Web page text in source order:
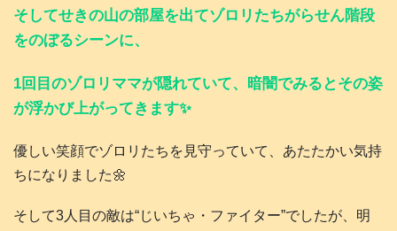
そしてせきの山の部屋を出てゾロリたちがらせん階段
をのぼるシーンに、
1回目のゾロリママが隠れていて、暗闇でみるとその姿
が浮かび上がってきます✨
優しい笑顔でゾロリたちを見守っていて、あたたかい気持
ちになりました🌼
そして3人目の敵は“じいちゃ・ファイター”でしたが、明